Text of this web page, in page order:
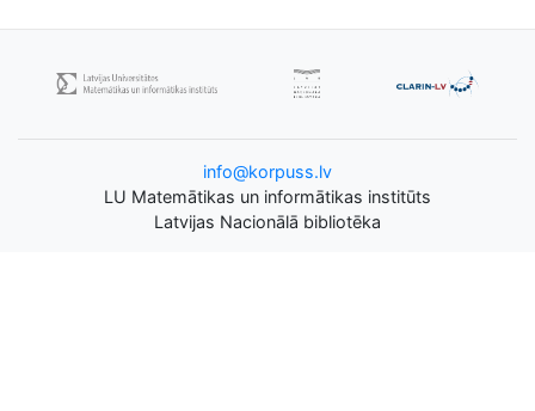
info@korpuss.lv
LU Matemātikas un informātikas institūts
Latvijas Nacionālā bibliotēka